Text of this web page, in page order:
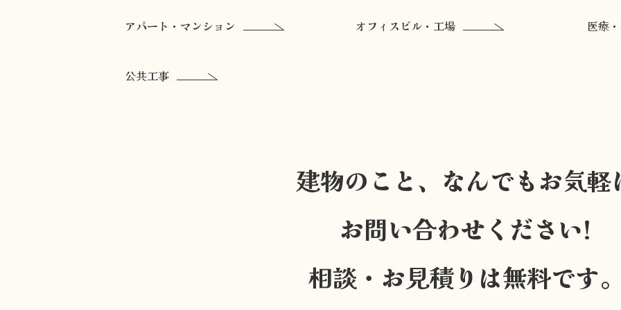
アパート・マンション オフィスビル・工場 医療
公共工事
建物のこと、なんでもお気軽
お問い合わせください!
相談・お見積りは無料です。